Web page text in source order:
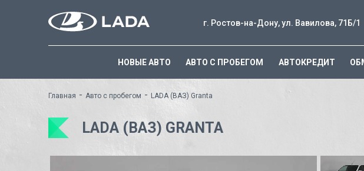
г. Ростов-на-Дону, ул. Вавилова, 71Б/1
НОВЫЕ АВТО АВТО С ПРОБЕГОМ АВТОКРЕДИТ
Главная - Авто с пробегом - LADA (ВАЗ) Granta
LADA (ВАЗ) GRANTA